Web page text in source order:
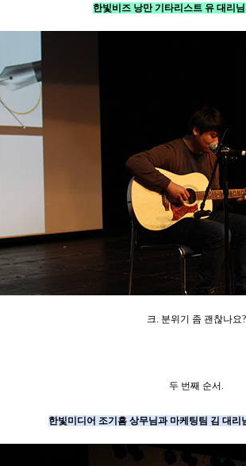
한빛비즈 낭만 기타리스트 유 대리님
크. 분위기 좀 괜찮나요?
두 번째 순서.
한빛미디어 조기흠 상무님과 마케팅팀 김 대리